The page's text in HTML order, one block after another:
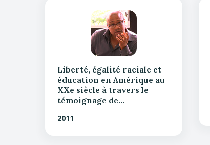
Liberté, égalité raciale et
éducation en Amérique au
XXe siècle à travers le
témoignage de…
2011